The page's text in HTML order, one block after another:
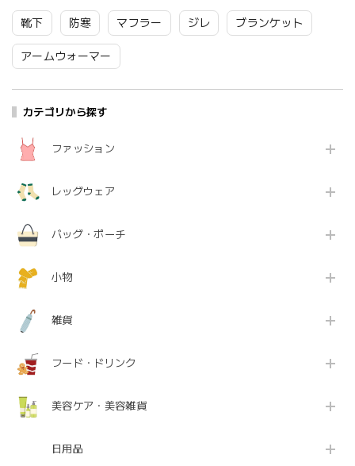
靴下 防寒 マフラー ジレ ブランケット
アームウォーマー
カテゴリから探す
ファッション
レッグウェア
バッグ・ポーチ
小物
雑貨
フード・ドリンク
美容ケア・美容雑貨
日用品
25cm TR53SO040
Tr002
Tr003
Fr088